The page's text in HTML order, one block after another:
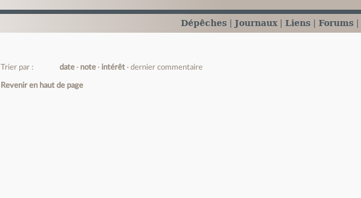
Dépêches Journaux Liens Forums
Trier par : date note intérêt dernier commentaire
Revenir en haut de page